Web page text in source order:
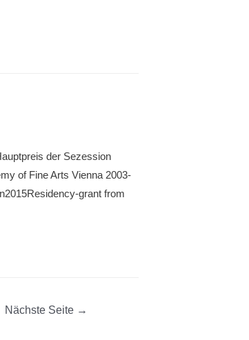
der Sezession
of Fine Arts Vienna 2003-
grant from
Nächste Seite →